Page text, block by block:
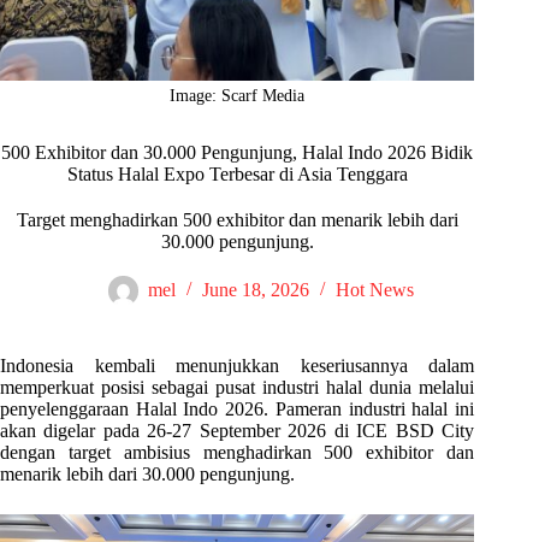
Image: Scarf Media
500 Exhibitor dan 30.000 Pengunjung, Halal Indo 2026 Bidik
Status Halal Expo Terbesar di Asia Tenggara
Target menghadirkan 500 exhibitor dan menarik lebih dari
30.000 pengunjung.
mel June 18, 2026 Hot News
Indonesia kembali menunjukkan keseriusannya dalam
memperkuat posisi sebagai pusat industri halal dunia melalui
penyelenggaraan Halal Indo 2026. Pameran industri halal ini
akan digelar pada 26-27 September 2026 di ICE BSD City
dengan target ambisius menghadirkan 500 exhibitor dan
menarik lebih dari 30.000 pengunjung.